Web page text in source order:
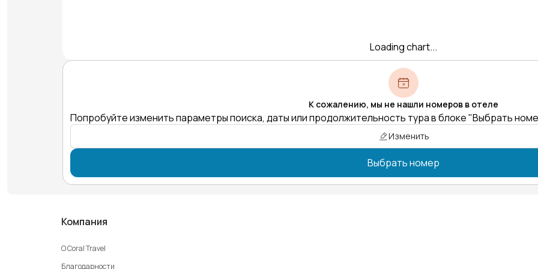
Loading chart...
К сожалению, мы не нашли номеров в отеле
Попробуйте изменить параметры поиска, даты или продолжительность тура в блоке "Выбрать
Изменить
Выбрать номер
Компания
О Coral Travel
Благодарности